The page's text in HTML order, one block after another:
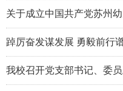
关于成立中国共产党苏州
次党员大会筹备工作领导
踔厉奋发谋发展 勇毅前
义学院召开学习贯彻党的
我校召开党支部书记、委